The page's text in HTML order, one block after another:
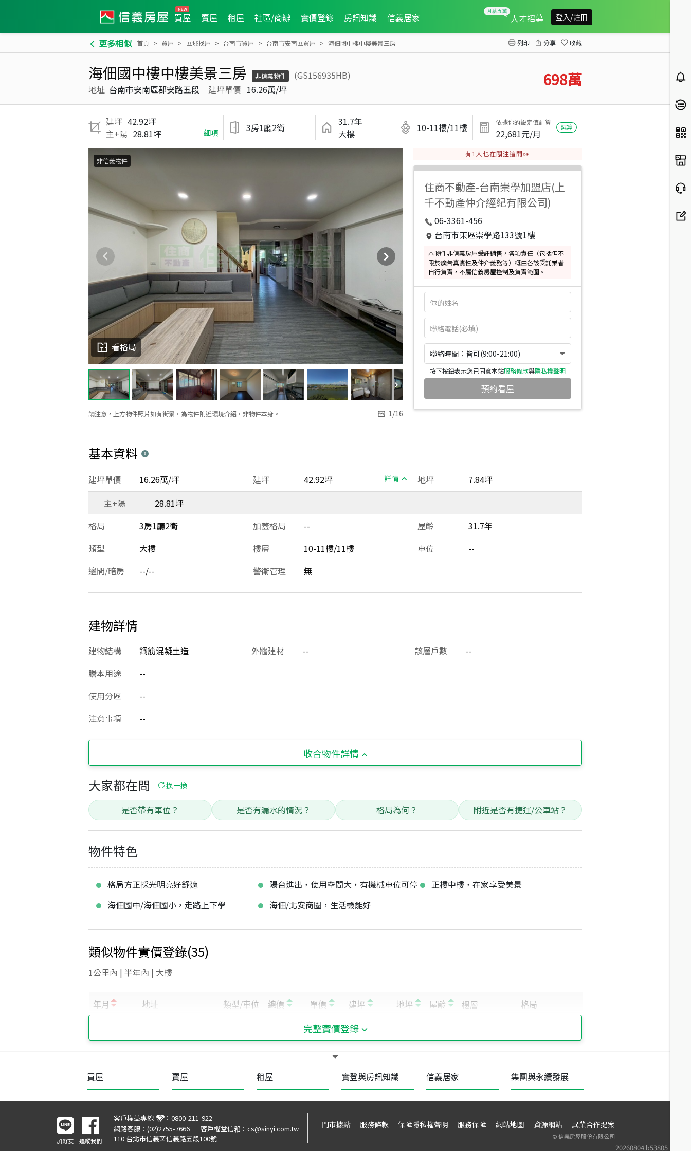
買屋 賣屋 租屋 社區/商辦 實價登錄 房訊知識 信義居家 人才招募 登入/註冊
更多相似 首頁 買屋 區域找屋 台南市買屋 台南市安南區買屋 海佃國中樓中樓美景三房 列印 分享 收藏
海佃國中樓中樓美景三房 非信義物件
(GS156935HB)
地址 台南市安南區郡安路五段 建坪單價 16.26萬/坪 698萬
建坪 42.92坪
主+陽 28.81坪 細項 3房1廳2衛
31.7年
大樓
10-11樓/11樓 依據你的設定值計算
22,681元/月
試算
請注意，上方物件照片如有街景，為物件附近環境介紹，非物件本身。 1/16
看格局
非信義物件
有1 人也在關注這間👀
住商不動產-台南崇學加盟店(上
千不動產仲介經紀有限公司)
06-3361-456
台南市東區崇學路133號1樓
本物件非信義房屋受託銷售，各項責任（包括但不
限於廣告真實性及仲介義務等）概由各該受託業者
自行負責，不屬信義房屋控制及負責範圍。
聯絡時間：皆可(9:00-21:00)
按下按鈕表示您已同意本站服務條款與隱私權聲明
預約看屋
基本資料
建坪 42.92坪 詳情
建坪單價 16.26萬/坪 地坪
7.84坪
主+陽
28.81坪
格局
3房1廳2衛 加蓋格局 -- 屋齡
31.7年
類型
大樓 樓層 10-11樓/11樓 車位
--
邊間/暗房
--/-- 警衛管理 無
建物詳情
建物結構 鋼筋混凝土造 外牆建材 -- 該層戶數
--
謄本用途
--
使用分區
--
注意事項
--
收合物件詳情
大家都在問 換一換
是否帶有車位？ 是否有漏水的情況？ 格局為何？ 附近是否有捷運/公車站？
物件特色
格局方正採光明亮好舒適 陽台進出，使用空間大，有機械車位可停
正樓中樓，在家享受美景
海佃國中/海佃國小，走路上下學
海佃/北安商圈，生活機能好
類似物件實價登錄(35)
1公里內 | 半年內 | 大樓
完整實價登錄
買屋 賣屋 租屋 實登與房訊知識 信義居家 集團與永續發展
20260804.b53805
加好友 追蹤我們
客戶權益專線 ： 0800-211-922
網路客服： (02)2755-7666 客戶權益信箱： cs@sinyi.com.tw
110 台北市信義區信義路五段100號
門市據點 服務條款 保障隱私權聲明 服務保障 網站地圖 資源網站 異業合作提案
©信義房屋股份有限公司